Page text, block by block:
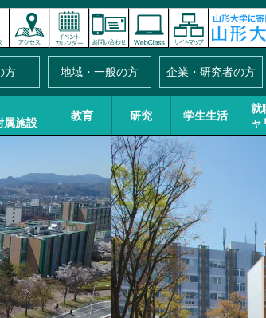
方 地域・一般の方 企業・研究者の方
属施設
教育 研究 学生生活
就
ャ